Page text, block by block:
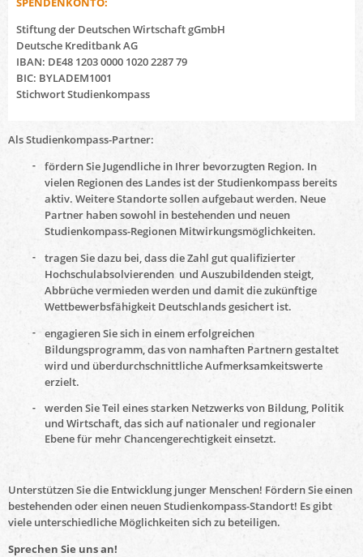
Stiftung der Deutschen Wirtschaft gGmbH
Deutsche Kreditbank AG
IBAN: DE48 1203 0000 1020 2287 79
BIC: BYLADEM1001
Stichwort Studienkompass
Als Studienkompass-Partner:
fördern Sie Jugendliche in Ihrer bevorzugten Region. In
vielen Regionen des Landes ist der Studienkompass bereits
aktiv. Weitere Standorte sollen aufgebaut werden. Neue
Partner haben sowohl in bestehenden und neuen
Studienkompass-Regionen Mitwirkungsmöglichkeiten.
tragen Sie dazu bei, dass die Zahl gut qualifizierter
Hochschulabsolvierenden und Auszubildenden steigt,
Abbrüche vermieden werden und damit die zukünftige
Wettbewerbsfähigkeit Deutschlands gesichert ist.
engagieren Sie sich in einem erfolgreichen
Bildungsprogramm, das von namhaften Partnern gestaltet
wird und überdurchschnittliche Aufmerksamkeitswerte
erzielt.
werden Sie Teil eines starken Netzwerks von Bildung, Politik
und Wirtschaft, das sich auf nationaler und regionaler
Ebene für mehr Chancengerechtigkeit einsetzt.
Unterstützen Sie die Entwicklung junger Menschen! Fördern Sie einen
bestehenden oder einen neuen Studienkompass-Standort! Es gibt
viele unterschiedliche Möglichkeiten sich zu beteiligen.
Sprechen Sie uns an!